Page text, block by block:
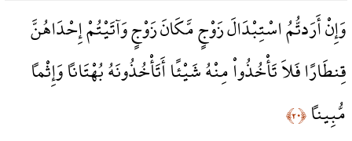
وَإِنْ أَرَدتُّمُ اسْتِبْدَالَ زَوْجٍ مَّكَانَ زَوْجٍ وَآتَيْتُمْ إِحْدَاهُنَّ
قِنطَارًا فَلاَ تَأْخُذُواْ مِنْهُ شَيْئًا أَتَأْخُذُونَهُ بُهْتَاناً وَإِثْماً
مُّبِيناً﴿٢٠﴾